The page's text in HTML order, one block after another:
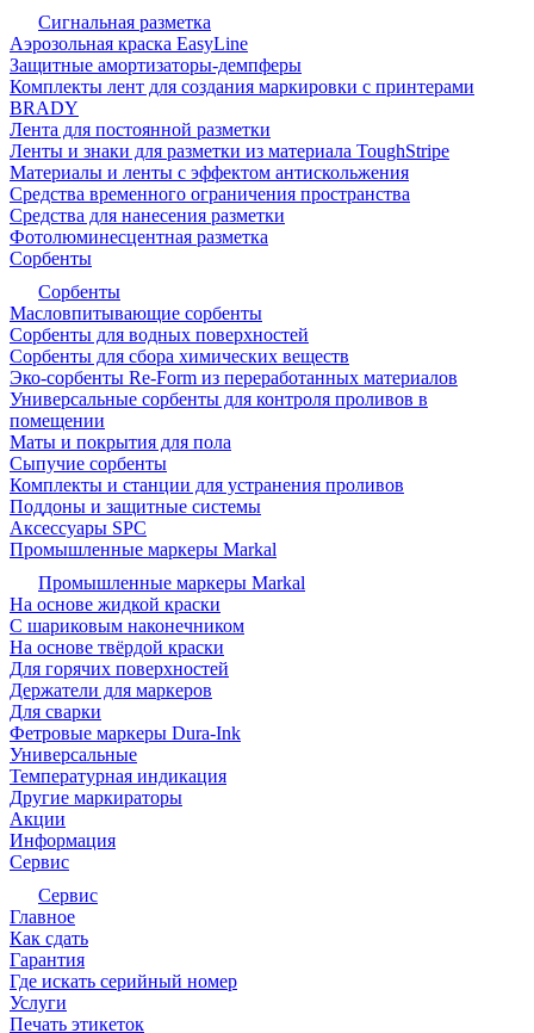
Сигнальная разметка
Аэрозольная краска EasyLine
Защитные амортизаторы-демпферы
Комплекты лент для создания маркировки с принтерами
BRADY
Лента для постоянной разметки
Ленты и знаки для разметки из материала ToughStripe
Материалы и ленты с эффектом антискольжения
Средства временного ограничения пространства
Средства для нанесения разметки
Фотолюминесцентная разметка
Сорбенты
Сорбенты
Масловпитывающие сорбенты
Сорбенты для водных поверхностей
Сорбенты для сбора химических веществ
Эко-сорбенты Re-Form из переработанных материалов
Универсальные сорбенты для контроля проливов в
помещении
Маты и покрытия для пола
Сыпучие сорбенты
Комплекты и станции для устранения проливов
Поддоны и защитные системы
Аксессуары SPC
Промышленные маркеры Markal
Промышленные маркеры Markal
На основе жидкой краски
С шариковым наконечником
На основе твёрдой краски
Для горячих поверхностей
Держатели для маркеров
Для сварки
Фетровые маркеры Dura-Ink
Универсальные
Температурная индикация
Другие маркираторы
Акции
Информация
Сервис
Сервис
Главное
Как сдать
Гарантия
Где искать серийный номер
Услуги
Печать этикеток